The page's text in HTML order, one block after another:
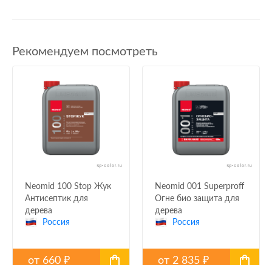
Рекомендуем посмотреть
Neomid 100 Stop Жук
Антисептик для
дерева
Россия
от 660 ₽
Neomid 001 Superproff
Огне био защита для
дерева
Россия
от2 835₽